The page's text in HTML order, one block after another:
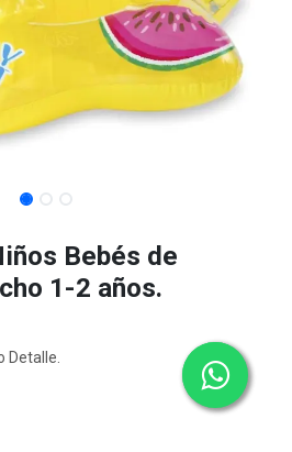
Bebés de
1-2 años.
Detalle.